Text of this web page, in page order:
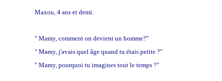
Maxou, 4 ans et demi.
" Mamy, comment on devient un homme?"
" Mamy, j'avais quel âge quand tu étais petite ?"
" Mamy, pourquoi tu imagines tout le temps ?"